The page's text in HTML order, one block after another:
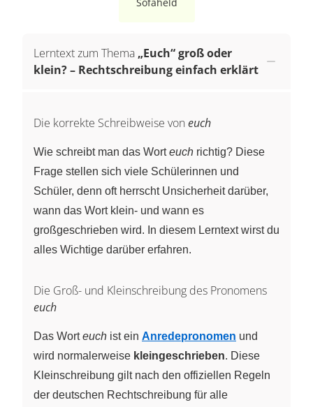
Lerntext zum Thema „Euch“ groß oder
klein? – Rechtschreibung einfach erklärt
Die korrekte Schreibweise von euch
Wie schreibt man das Worteuch richtig? Diese
Frage stellen sich viele Schülerinnen und
Schüler, denn oft herrscht Unsicherheit darüber,
wann das Wort klein- und wann es
großgeschrieben wird. In diesem Lerntext wirst du
alles Wichtige darüber erfahren.
Die Groß- und Kleinschreibung des Pronomens
euch
Das Worteuch ist ein Anredepronomen und
wird normalerweise kleingeschrieben. Diese
Kleinschreibung gilt nach den offiziellen Regeln
der deutschen Rechtschreibung für alle